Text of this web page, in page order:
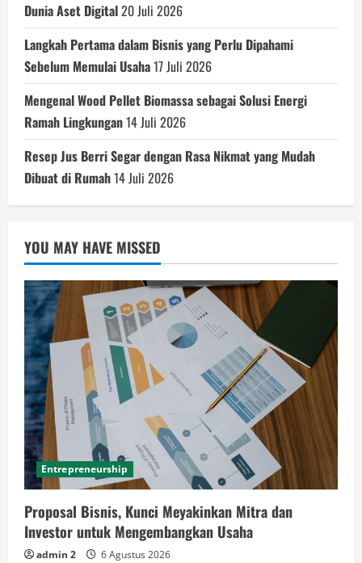
Dunia Aset Digital20 Juli 2026
Langkah Pertama dalam Bisnis yang Perlu Dipahami
Sebelum Memulai Usaha17 Juli 2026
Mengenal Wood Pellet Biomassa sebagai Solusi Energi
Ramah Lingkungan14 Juli 2026
Resep Jus Berri Segar dengan Rasa Nikmat yang Mudah
Dibuat di Rumah14 Juli 2026
YOU MAY HAVE MISSED
Entrepreneurship
Proposal Bisnis, Kunci Meyakinkan Mitra dan
Investor untuk Mengembangkan Usaha
admin 2 6 Agustus 2026